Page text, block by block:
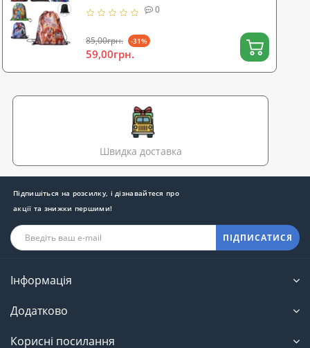
0
85,00грн. -31%
59,00грн.
Швидка доставка
Підпишіться на розсилку, і дізнавайтеся про
акції та знижки першими!
ПІДПИСАТИСЯ
Інформація
Додатково
Корисні посилання